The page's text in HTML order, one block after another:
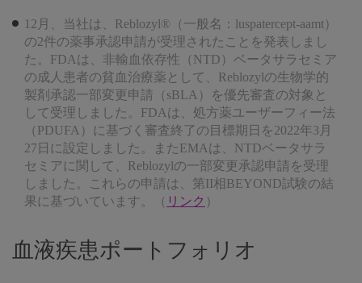
12月、当社は、Reblozyl®（一般名：luspatercept-aamt）
の2件の薬事承認申請が受理されたことを発表しまし
た。FDAは、非輸血依存性（NTD）ベータサラセミア
の成人患者の貧血治療薬として、Reblozylの生物学的
製剤承認一部変更申請（sBLA）を優先審査の対象と
して受理しました。FDAは、処方薬ユーザーフィー法
（PDUFA）に基づく審査終了の目標期日を2022年3月
27日に設定しました。またEMAは、NTDベータサラ
セミアに関して、Reblozylの一部変更承認申請を受理
しました。これらの申請は、第II相BEYOND試験の結
果に基づいています。（ リンク ）
血液疾患ポートフォリオ